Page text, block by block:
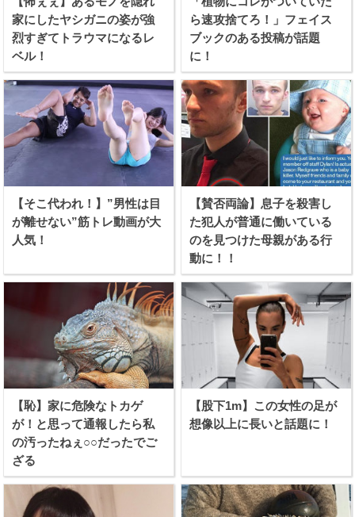
家にしたヤシガニの姿が強
烈すぎてトラウマになるレ
ベル！
ら速攻捨てろ！」フェイス
ブックのある投稿が話題
に！
【そこ代われ！】”男性は目
が離せない”筋トレ動画が大
人気！
【賛否両論】息子を殺害し
た犯人が普通に働いている
のを見つけた母親がある行
動に！！
【恥】家に危険なトカゲ
が！と思って通報したら私
の汚ったねぇ○○だったでご
ざる
【股下1m】この女性の足が
想像以上に長いと話題に！